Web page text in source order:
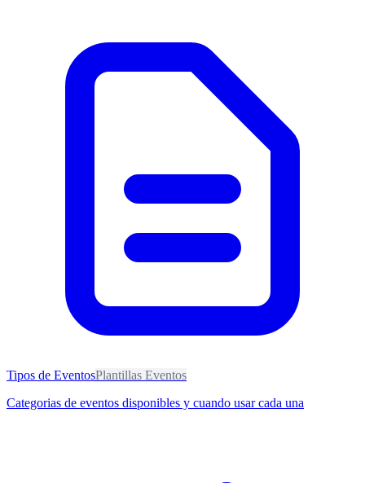
Tipos de EventosPlantillas Eventos
Categorias de eventos disponibles y cuando usar cada una